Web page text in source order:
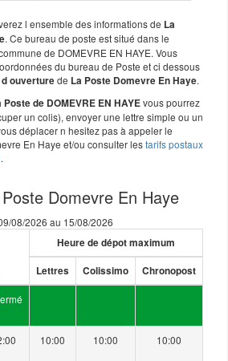
l ensemble des informations de La
. Ce bureau de poste est situé dans le
de DOMEVRE EN HAYE. Vous
du bureau de Poste et ci dessous
ouverturede La Poste Domevre En Haye.
Poste de DOMEVRE EN HAYEvous pourrez
un colis), envoyer une lettre simple ou un
déplacer n hesitez pas à appeler le
En Haye et/ou consulter lestarifs postaux
.
Domevre En Haye
08/2026 au 15/08/2026
Heure de dépot maximum
Lettres Colissimo Chronopost
10:00 10:00 10:00